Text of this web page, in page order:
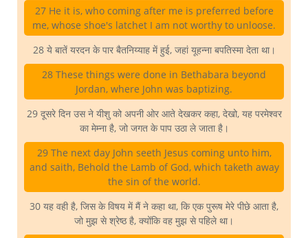
27 He it is, who coming after me is preferred before
me, whose shoe's latchet I am not worthy to unloose.
28 ये बातें यरदन के पार बैतनिय्याह में हुई, जहां यूहन्ना बपतिस्मा देता था।
28 These things were done in Bethabara beyond
Jordan, where John was baptizing.
29 दूसरे दिन उस ने यीशु को अपनी ओर आते देखकर कहा, देखो, यह परमेश्वर
का मेम्ना है, जो जगत के पाप उठा ले जाता है।
29 The next day John seeth Jesus coming unto him,
and saith, Behold the Lamb of God, which taketh away
the sin of the world.
30 यह वही है, जिस के विषय में मैं ने कहा था, कि एक पुरूष मेरे पीछे आता है,
जो मुझ से श्रेष्ठ है, क्योंकि वह मुझ से पहिले था।